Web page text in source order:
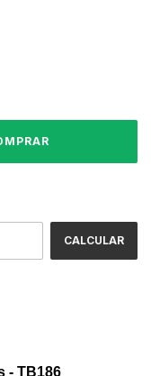
CALCULAR
- TB186